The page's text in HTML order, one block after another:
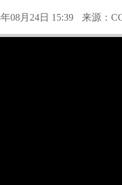
08月24日 15:39 来源：